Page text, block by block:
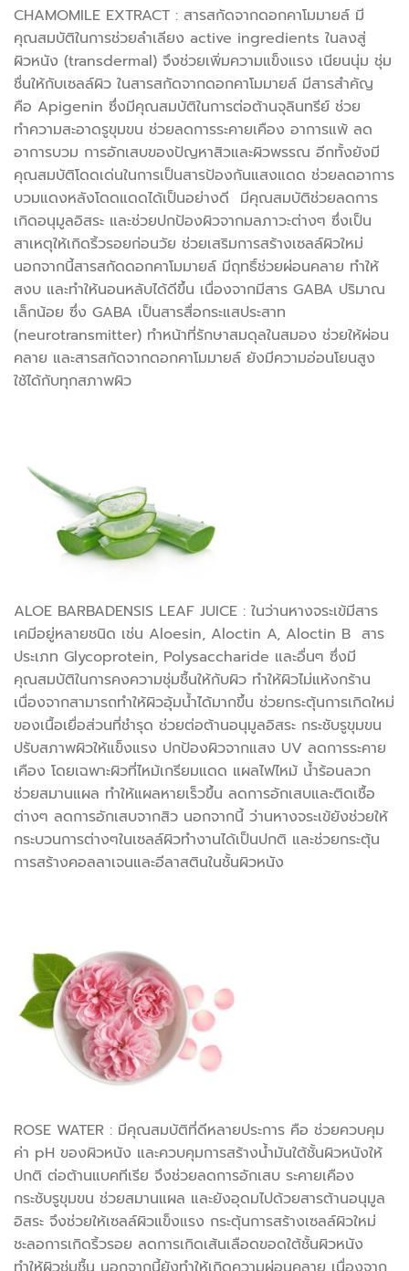
CHAMOMILE EXTRACT : สารสกัดจากดอกคาโมมายล์ มี
คุณสมบัติในการช่วยลำเลียง active ingredients ในลงสู่
ผิวหนัง (transdermal) จึงช่วยเพิ่มความแข็งแรง เนียนนุ่ม ชุ่ม
ชื่นให้กับเซลล์ผิว ในสารสกัดจากดอกคาโมมายล์ มีสารสำคัญ
คือ Apigenin ซึ่งมีคุณสมบัติในการต่อต้านจุลินทรีย์ ช่วย
ทำความสะอาดรูขุมขน ช่วยลดการระคายเคือง อาการแพ้ ลด
อาการบวม การอักเสบของปัญหาสิวและผิวพรรณ อีกทั้งยังมี
คุณสมบัติโดดเด่นในการเป็นสารป้องกันแสงแดด ช่วยลดอาการ
บวมแดงหลังโดดแดดได้เป็นอย่างดี มีคุณสมบัติช่วยลดการ
เกิดอนุมูลอิสระ และช่วยปกป้องผิวจากมลภาวะต่างๆ ซึ่งเป็น
สาเหตุให้เกิดริ้วรอยก่อนวัย ช่วยเสริมการสร้างเซลล์ผิวใหม่
นอกจากนี้สารสกัดดอกคาโมมายล์ มีฤทธิ์ช่วยผ่อนคลาย ทำให้
สงบ และทำให้นอนหลับได้ดีขึ้น เนื่องจากมีสาร GABA ปริมาณ
เล็กน้อย ซึ่ง GABA เป็นสารสื่อกระแสประสาท
(neurotransmitter) ทำหน้าที่รักษาสมดุลในสมอง ช่วยให้ผ่อน
คลาย และสารสกัดจากดอกคาโมมายล์ ยังมีความอ่อนโยนสูง
ใช้ได้กับทุกสภาพผิว
ALOE BARBADENSIS LEAF JUICE : ในว่านหางจระเข้มีสาร
เคมีอยู่หลายชนิด เช่น Aloesin, Aloctin A, Aloctin B สาร
ประเภท Glycoprotein, Polysaccharide และอื่นๆ ซึ่งมี
คุณสมบัติในการคงความชุ่มชื้นให้กับผิว ทำให้ผิวไม่แห้งกร้าน
เนื่องจากสามารถทำให้ผิวอุ้มน้ำได้มากขึ้น ช่วยกระตุ้นการเกิดใหม่
ของเนื้อเยื่อส่วนที่ชำรุด ช่วยต่อต้านอนุมูลอิสระ กระชับรูขุมขน
ปรับสภาพผิวให้แข็งแรง ปกป้องผิวจากแสง UV ลดการระคาย
เคือง โดยเฉพาะผิวที่ไหม้เกรียมแดด แผลไฟไหม้ น้ำร้อนลวก
ช่วยสมานแผล ทำให้แผลหายเร็วขึ้น ลดการอักเสบและติดเชื้อ
ต่างๆ ลดการอักเสบจากสิว นอกจากนี้ ว่านหางจระเข้ยังช่วยให้
กระบวนการต่างๆในเซลล์ผิวทำงานได้เป็นปกติ และช่วยกระตุ้น
การสร้างคอลลาเจนและอีลาสตินในชั้นผิวหนัง
ROSE WATER : มีคุณสมบัติที่ดีหลายประการ คือ ช่วยควบคุม
ค่า pH ของผิวหนัง และควบคุมการสร้างน้ำมันใต้ชั้นผิวหนังให้
ปกติ ต่อต้านแบคทีเรีย จึงช่วยลดการอักเสบ ระคายเคือง
กระชับรูขุมขน ช่วยสมานแผล และยังอุดมไปด้วยสารต้านอนุมูล
อิสระ จึงช่วยให้เซลล์ผิวแข็งแรง กระตุ้นการสร้างเซลล์ผิวใหม่
ชะลอการเกิดริ้วรอย ลดการเกิดเส้นเลือดขอดใต้ชั้นผิวหนัง